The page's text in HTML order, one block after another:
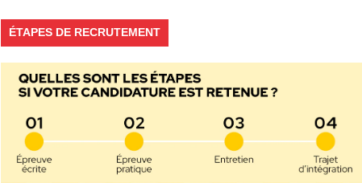
ÉTAPES DE RECRUTEMENT